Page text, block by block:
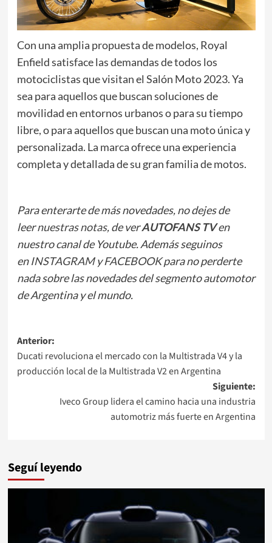
Con una amplia propuesta de modelos, Royal
Enfield satisface las demandas de todos los
motociclistas que visitan el Salón Moto 2023. Ya
sea para aquellos que buscan soluciones de
movilidad en entornos urbanos o para su tiempo
libre, o para aquellos que buscan una moto única y
personalizada. La marca ofrece una experiencia
completa y detallada de su gran familia de motos.
Para enterarte de más novedades, no dejes de
leernuestras notas, de verAUTOFANS TVen
nuestro canal de Youtube. Además seguinos
enINSTAGRAMyFACEBOOKpara no perderte
nada sobre las novedades del segmento automotor
de Argentina y el mundo.
Navegación
de
entradas
Anterior:
Ducati revoluciona el mercado con la Multistrada V4 y la
producción local de la Multistrada V2 en Argentina
Siguiente:
Iveco Group lidera el camino hacia una industria
automotriz más fuerte en Argentina
Seguí leyendo